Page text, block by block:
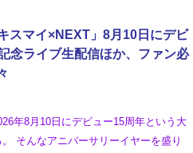
スマイ×NEXT」8月10日にデビ
念ライブ生配信ほか、ファン必
年8月10日にデビュー15周年という大
そんなアニバーサリーイヤーを盛り